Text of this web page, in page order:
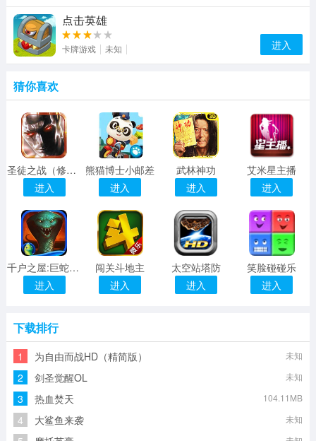
点击英雄
卡牌游戏 未知 进入
猜你喜欢
圣徒之战（修改版）
进入
熊猫博士小邮差
进入
武林神功
进入
艾米星主播
进入
千户之屋:巨蛇烈焰
进入
闯关斗地主
进入
太空站塔防
进入
笑脸碰碰乐
进入
下载排行
1 为自由而战HD（精简版） 未知
2 剑圣觉醒OL 未知
3 热血焚天 104.11MB
4 大鲨鱼来袭 未知